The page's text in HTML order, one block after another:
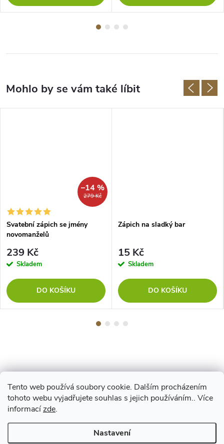
Tento web používá soubory cookie. Dalším procházením
tohoto webu vyjadřujete souhlas s jejich používáním.. Více
informacízde.
Nastavení
279 Kč
–14 %
Svatební zápich se jmény
novomanželů
239 Kč
Skladem
DO KOŠÍKU
Zápich na sladký bar
15 Kč
Skladem
DO KOŠÍKU
Z
á